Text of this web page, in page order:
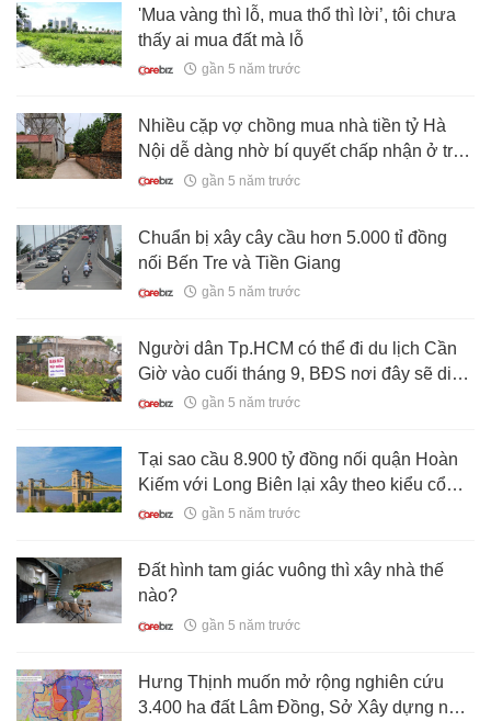
'Mua vàng thì lỗ, mua thổ thì lời’, tôi chưa
thấy ai mua đất mà lỗ
gần 5 năm trước
Nhiều cặp vợ chồng mua nhà tiền tỷ Hà
Nội dễ dàng nhờ bí quyết chấp nhận ở trọ
thời gian đầu, dành tiền đầu tư đất quê
gần 5 năm trước
Chuẩn bị xây cây cầu hơn 5.000 tỉ đồng
nối Bến Tre và Tiền Giang
gần 5 năm trước
Người dân Tp.HCM có thể đi du lịch Cần
Giờ vào cuối tháng 9, BĐS nơi đây sẽ diễn
biến ra sao?gần 5 năm trước
Tại sao cầu 8.900 tỷ đồng nối quận Hoàn
Kiếm với Long Biên lại xây theo kiểu cổ
điển?
gần 5 năm trước
Đất hình tam giác vuông thì xây nhà thế
nào?
gần 5 năm trước
Hưng Thịnh muốn mở rộng nghiên cứu
3.400 ha đất Lâm Đồng, Sở Xây dựng nói